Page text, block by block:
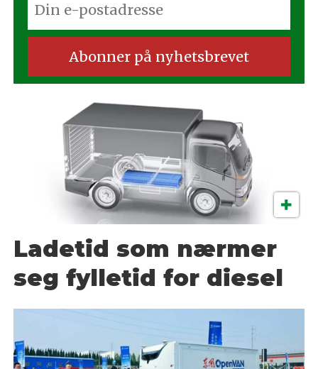
Ladetid som nærmer
seg fylletid for diesel